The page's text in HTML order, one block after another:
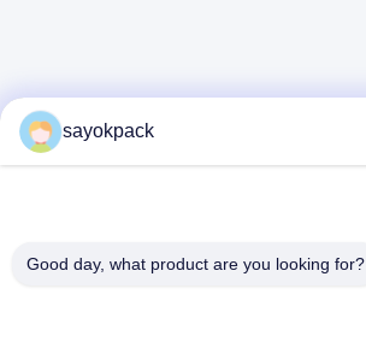
sayokpack
Good day, what product are you looking for?